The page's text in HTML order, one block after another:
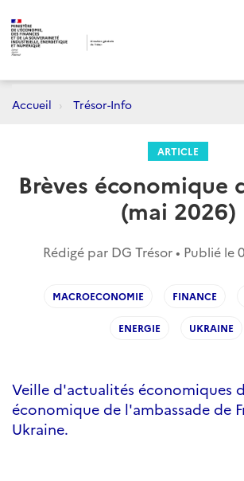
Accueil Trésor-Info
ARTICLE
Brèves économique
(mai 2026)
Rédigé par DG Trésor • Publié le
MACROECONOMIE FINANCE
ENERGIE UKRAINE
Veille d'actualités économiques
économique de l'ambassade de
Ukraine.